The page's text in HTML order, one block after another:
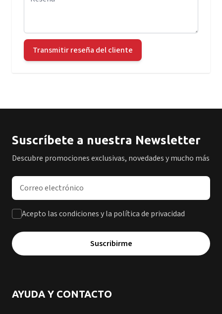
Transmitir reseña del cliente
Suscríbete a nuestra Newsletter
Descubre promociones exclusivas, novedades y mucho más
Dirección de correo electrónico
Acepto las condiciones y la política de privacidad
Suscribirme
AYUDA Y CONTACTO